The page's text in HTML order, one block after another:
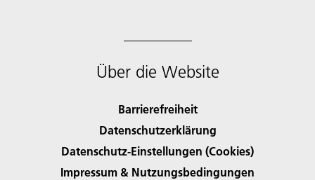
Über die Website
Barrierefreiheit
Datenschutzerklärung
Datenschutz-Einstellungen (Cookies)
Impressum & Nutzungsbedingungen